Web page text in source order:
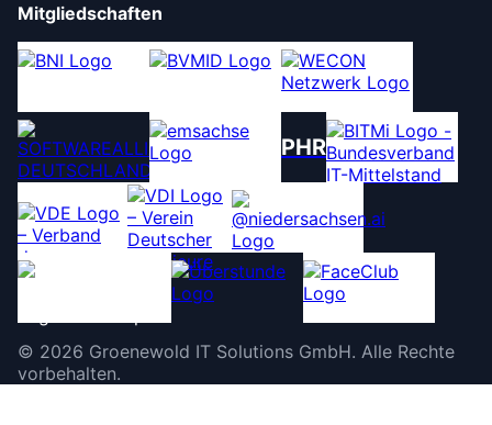
Mitgliedschaften
PHR
© 2026 Groenewold IT Solutions GmbH. Alle Rechte
vorbehalten.